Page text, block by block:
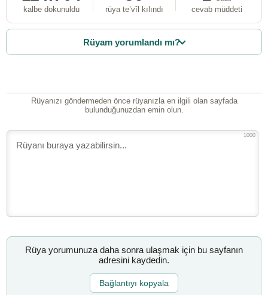
kalbe dokunuldu rüya te’vîl kılındı
cevab müddeti
Rüyam yorumlandı mı?
Rüyanızı göndermeden önce rüyanızla en ilgili olan sayfada
bulunduğunuzdan emin olun.
1000
Rüya yorumunuza daha sonra ulaşmak için bu sayfanın
adresini kaydedin.
Bağlantıyı kopyala